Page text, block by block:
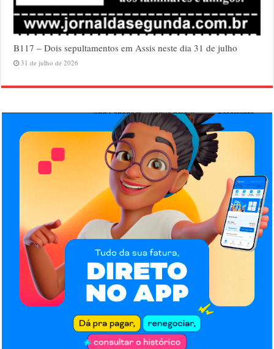
B117 – Dois sepultamentos em Assis neste dia 31 de julho
31 de julho de 2026